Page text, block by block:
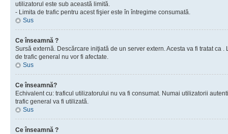
utilizatorul este sub această limită.
- Limita de trafic pentru acest fişier este în întregime consumată.
Sus
Ce înseamnă ?
Sursă externă. Descărcare iniţiată de un server extern. Acesta va fi tratat ca
de trafic general nu vor fi afectate.
Sus
Ce înseamnă?
Echivalent cu: traficul utilizatorului nu va fi consumat. Numai utilizatorii
trafic general va fi utilizată.
Sus
Ce înseamnă ?